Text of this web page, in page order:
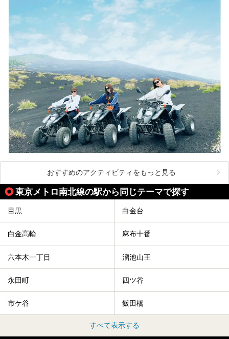
おすすめのアクティビティをもっと見る
東京メトロ南北線の駅から同じテーマで探す
目黒 白金台
白金高輪 麻布十番
六本木一丁目 溜池山王
永田町 四ツ谷
市ケ谷 飯田橋
すべて表示する